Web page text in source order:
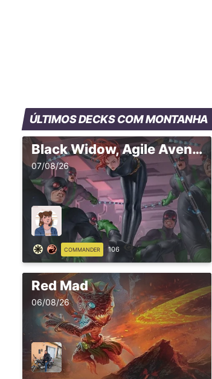
ÚLTIMOS DECKS COM MONTANHA
Black Widow, Agile Avenger
07/08/26
COMMANDER 106
Red Mad
06/08/26